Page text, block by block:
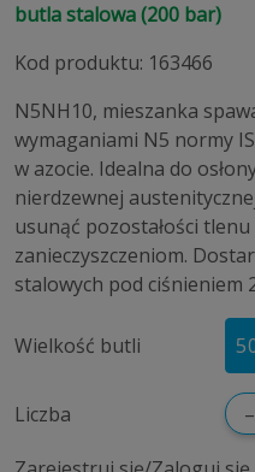
butla stalowa (200 bar)
Kod produktu: 163466
N5NH10, mieszanka
wymaganiami N5 normy
w azocie. Idealna do
nierdzewnej
usunąć pozostałości
zanieczyszczeniom.
stalowych pod ciśnieniem
Wielkość butli
Liczba –